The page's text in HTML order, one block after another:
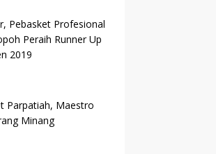
Pebasket Profesional
Peraih Runner Up
2019
Parpatiah, Maestro
Minang